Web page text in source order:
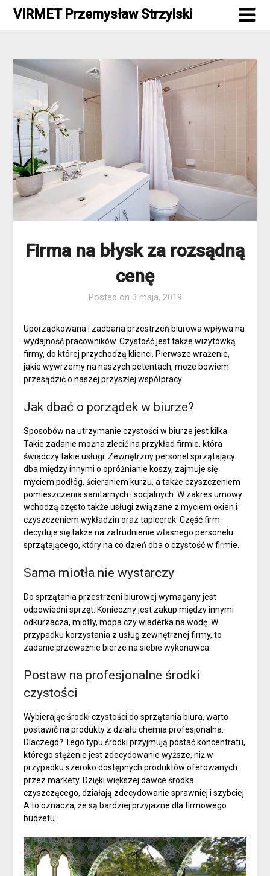
SkipVIRMET Przemysław Strzylski
Firma na błysk za rozsądną
cenę
Posted on 3 maja, 2019
Uporządkowana i zadbana przestrzeń biurowa wpływa na
wydajność pracowników. Czystość jest także wizytówką
firmy, do której przychodzą klienci. Pierwsze wrażenie,
jakie wywrzemy na naszych petentach, może bowiem
przesądzić o naszej przyszłej współpracy.
Jak dbać o porządek w biurze?
Sposobów na utrzymanie czystości w biurze jest kilka.
Takie zadanie można zlecić na przykład firmie, która
świadczy takie usługi. Zewnętrzny personel sprzątający
dba między innymi o opróżnianie koszy, zajmuje się
myciem podłóg, ścieraniem kurzu, a także czyszczeniem
pomieszczenia sanitarnych i socjalnych. W zakres umowy
wchodzą często także usługi związane z myciem okien i
czyszczeniem wykładzin oraz tapicerek. Część firm
decyduje się także na zatrudnienie własnego personelu
sprzątającego, który na co dzień dba o czystość w firmie.
Sama miotła nie wystarczy
Do sprzątania przestrzeni biurowej wymagany jest
odpowiedni sprzęt. Konieczny jest zakup między innymi
odkurzacza, miotły, mopa czy wiaderka na wodę. W
przypadku korzystania z usług zewnętrznej firmy, to
zadanie przeważnie bierze na siebie wykonawca.
Postaw na profesjonalne środki
czystości
Wybierając środki czystości do sprzątania biura, warto
postawić na produkty z działu chemia profesjonalna.
Dlaczego? Tego typu środki przyjmują postać koncentratu,
którego stężenie jest zdecydowanie wyższe, niż w
przypadku szeroko dostępnych produktów oferowanych
przez markety. Dzięki większej dawce środka
czyszczącego, działają zdecydowanie sprawniej i szybciej.
A to oznacza, że są bardziej przyjazne dla firmowego
budżetu.